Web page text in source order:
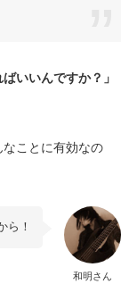
いいんですか？」
なことに有効なの
和明さん
ら！